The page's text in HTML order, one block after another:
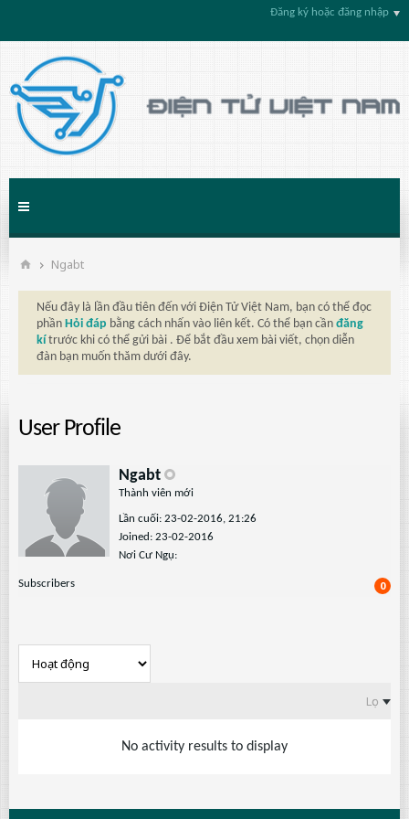
Đăng ký hoặc đăng nhập
Ngabt
Nếu đây là lần đầu tiên đến với Điện Tử Việt Nam, bạn có thể đọc
phần Hỏi đáp bằng cách nhấn vào liên kết. Có thể bạn cần đăng
kí trước khi có thể gửi bài . Để bắt đầu xem bài viết, chọn diễn
đàn bạn muốn thăm dưới đây.
User Profile
Ngabt
Thành viên mới
Lần cuối: 23-02-2016, 21:26
Joined: 23-02-2016
Nơi Cư Ngụ:
Subscribers 0
Lọc
No activity results to display